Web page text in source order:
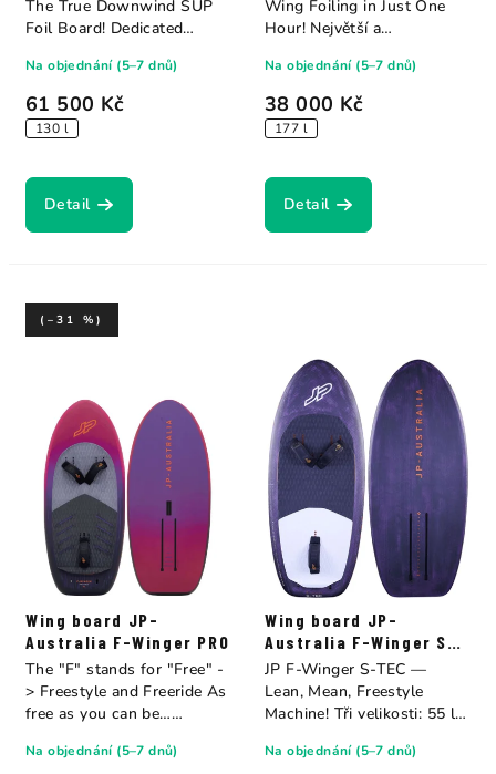
61 500 Kč
130 l
Na objednání (5–7 dnů)
Detail
The True Downwind SUP
Foil Board! Dedicated
38 000 Kč
177 l
Na objednání (5–7 dnů)
Detail
Wing Foiling in Just One
Hour! Největší a
Wing board JP-
Australia F-Winger PRO
(–31 %)
Na objednání (5–7 dnů)
The "F" stands for "Free" -
> Freestyle and Freeride As
free as you can be…
Wing board JP-
Australia F-Winger S-
TEC
Na objednání (5–7 dnů)
JP F-Winger S-TEC —
Lean, Mean, Freestyle
Machine! Tři velikosti: 55 l